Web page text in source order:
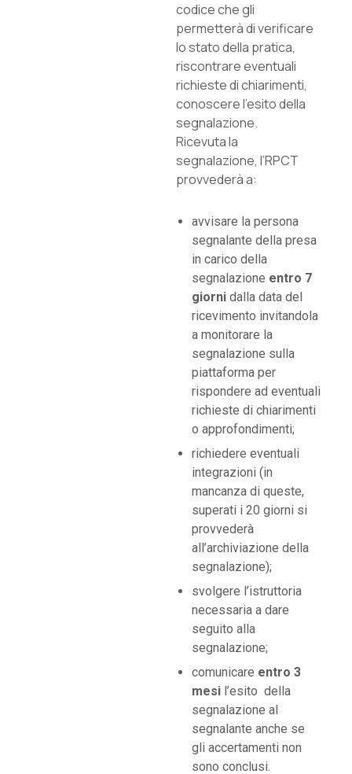
codice che gli
permetterà di verificare
lo stato della pratica,
riscontrare eventuali
richieste di chiarimenti,
conoscere l’esito della
segnalazione.
Ricevuta la
segnalazione, l’RPCT
provvederà a:
avvisare la persona
segnalante della presa
in carico della
segnalazione entro 7
giorni dalla data del
ricevimento invitandola
a monitorare la
segnalazione sulla
piattaforma per
rispondere ad eventuali
richieste di chiarimenti
o approfondimenti;
richiedere eventuali
integrazioni (in
mancanza di queste,
superati i 20 giorni si
provvederà
all’archiviazione della
segnalazione);
svolgere l’istruttoria
necessaria a dare
seguito alla
segnalazione;
comunicare entro 3
mesi l’esito della
segnalazione al
segnalante anche se
gli accertamenti non
sono conclusi.